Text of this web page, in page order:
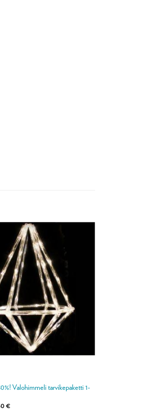
Valohimmeli tarvikepaketti 1-
€Nykyinen